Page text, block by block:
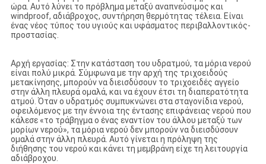
ώρα. Αυτό λύνει το πρόβλημα μεταξύ αναπνεύσιμος και
windproof, αδιάβροχος, συντήρηση θερμότητας τέλεια. Είναι
ένας νέος τύπος του υγιούς και υφάσματος περιβαλλοντικός-
προστασίας.
Αρχή εργασίας: Στην κατάσταση του υδρατμού, τα μόρια νερού
είναι πολύ μικρά. Σύμφωνα με την αρχή της τριχοειδούς
μετακίνησης, μπορούν να διεισδύσουν το τριχοειδές αγγείο
στην άλλη πλευρά ομαλά, και να έχουν έτσι τη διαπερατότητα
ατμού. Όταν ο υδρατμός συμπυκνώνει στα σταγονίδια νερού,
οφειλόμενος με την έννοια της έντασης επιφάνειας νερού που
κάλεσε «το τράβηγμα ο ένας εναντίον του άλλου μεταξύ των
μορίων νερού», τα μόρια νερού δεν μπορούν να διεισδύσουν
ομαλά στην άλλη πλευρά. Αυτό γίνεται η πρόληψη της
διήθησης του νερού και κάνει τη μεμβράνη είχε τη λειτουργία
αδιάβροχου.